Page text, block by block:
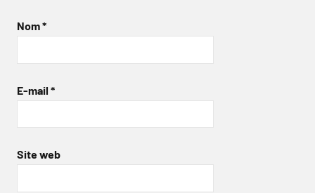
Nom*
E-mail *
Site web